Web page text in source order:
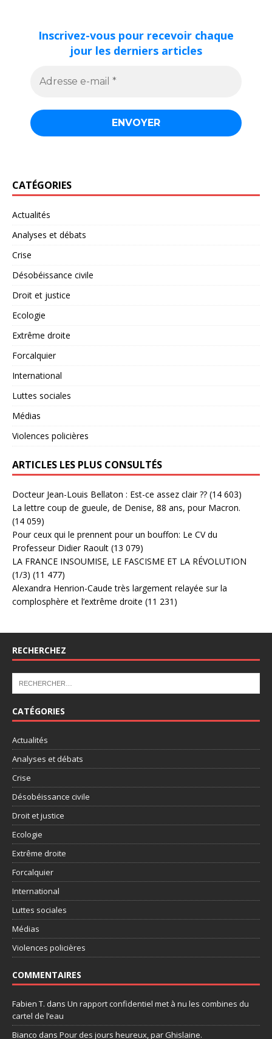
Inscrivez-vous pour recevoir chaque
jour les derniers articles
CATÉGORIES
Actualités
Analyses et débats
Crise
Désobéissance civile
Droit et justice
Ecologie
Extrême droite
Forcalquier
International
Luttes sociales
Médias
Violences policières
ARTICLES LES PLUS CONSULTÉS
Docteur Jean-Louis Bellaton : Est-ce assez clair ?? (14 603)
La lettre coup de gueule, de Denise, 88 ans, pour Macron.
(14 059)
Pour ceux qui le prennent pour un bouffon: Le CV du
Professeur Didier Raoult (13 079)
LA FRANCE INSOUMISE, LE FASCISME ET LA RÉVOLUTION
(1/3) (11 477)
Alexandra Henrion-Caude très largement relayée sur la
complosphère et l’extrême droite (11 231)
RECHERCHEZ
CATÉGORIES
Actualités
Analyses et débats
Crise
Désobéissance civile
Droit et justice
Ecologie
Extrême droite
Forcalquier
International
Luttes sociales
Médias
Violences policières
COMMENTAIRES
Fabien T. dans Un rapport confidentiel met à nu les combines du
cartel de l’eau
Bianco dans Pour des jours heureux, par Ghislaine.